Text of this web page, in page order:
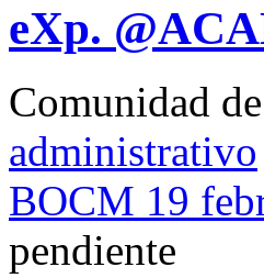
eXp.
Comunidad
administrativo
BOCM 19
pendiente